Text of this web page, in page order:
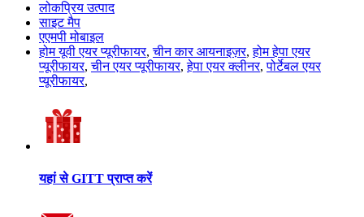
लोकप्रिय उत्पाद
साइट मैप
एएमपी मोबाइल
होम यूवी एयर प्यूरीफायर,चीन कार आयनाइज़र,होम हेपा एयर
प्यूरीफायर,चीन एयर प्यूरीफायर,हेपा एयर क्लीनर,पोर्टेबल एयर
प्यूरीफायर,
यहां से GITT प्राप्त करें